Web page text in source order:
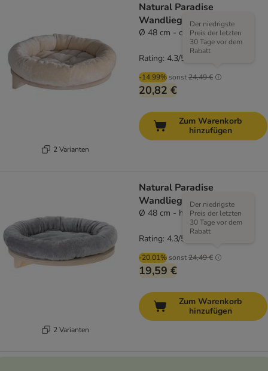
2 Varianten
Natural Paradise
Wandliegebett Dahlia
Ø 48 cm - creme
-14.99% sonst24,49 €
Der niedrigste
Preis der letzten
30 Tage vor dem
Rabatt
20,82 €
Rating: 4.3/5
Zum Warenkorb
hinzufügen
2 Varianten
Natural Paradise
Wandliegebett Dahlia
Ø 48 cm - hellgrau
-20.01% sonst24,49 €
Der niedrigste
Preis der letzten
30 Tage vor dem
Rabatt
19,59 €
Rating: 4.3/5
Zum Warenkorb
hinzufügen